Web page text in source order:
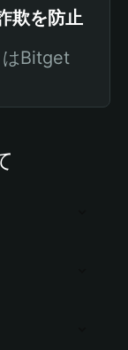
欺を防止
はBitget